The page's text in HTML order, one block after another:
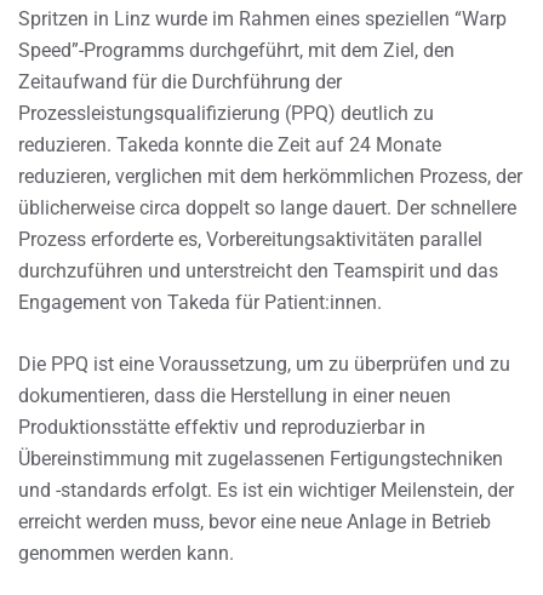
Spritzen in Linz wurde im Rahmen eines speziellen “Warp
Speed”-Programms durchgeführt, mit dem Ziel, den
Zeitaufwand für die Durchführung der
Prozessleistungsqualifizierung (PPQ) deutlich zu
reduzieren. Takeda konnte die Zeit auf 24 Monate
reduzieren, verglichen mit dem herkömmlichen Prozess, der
üblicherweise circa doppelt so lange dauert. Der schnellere
Prozess erforderte es, Vorbereitungsaktivitäten parallel
durchzuführen und unterstreicht den Teamspirit und das
Engagement von Takeda für Patient:innen.
Die PPQ ist eine Voraussetzung, um zu überprüfen und zu
dokumentieren, dass die Herstellung in einer neuen
Produktionsstätte effektiv und reproduzierbar in
Übereinstimmung mit zugelassenen Fertigungstechniken
und -standards erfolgt. Es ist ein wichtiger Meilenstein, der
erreicht werden muss, bevor eine neue Anlage in Betrieb
genommen werden kann.